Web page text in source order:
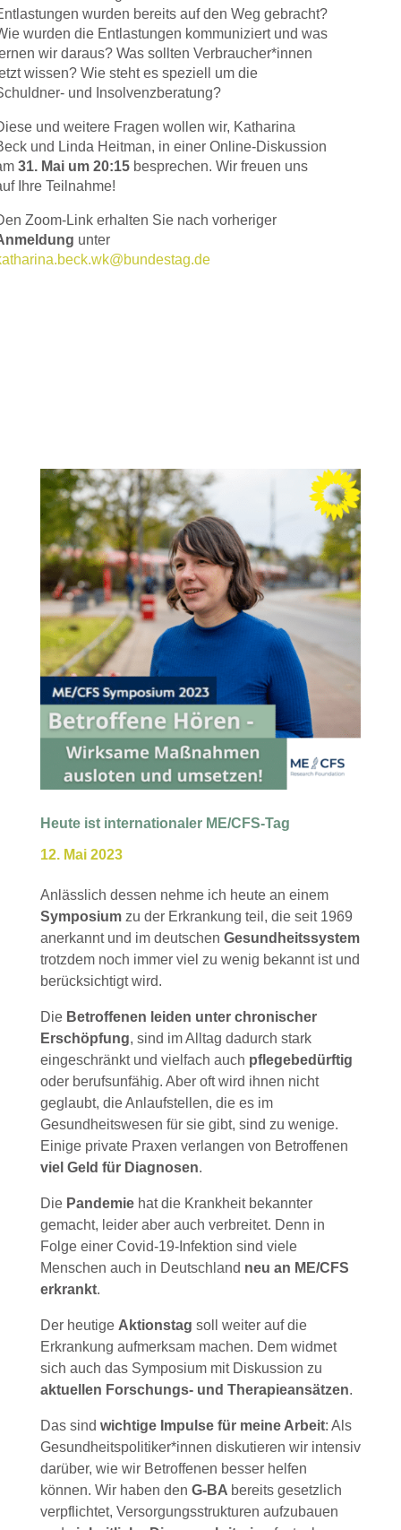
wurden bereits auf den Weg gebracht?
wurden die Entlastungen kommuniziert und was
wir daraus? Was sollten Verbraucher*innen
wissen? Wie steht es speziell um die
und Insolvenzberatung?
und weitere Fragen wollen wir, Katharina
und Linda Heitman, in einer Online-Diskussion
31. Mai um 20:15besprechen. Wir freuen uns
Ihre Teilnahme!
Zoom-Link erhalten Sie nach vorheriger
unter
Heute ist internationaler ME/CFS-Tag
12. Mai 2023
Anlässlich dessen nehme ich heute an einem
Symposium zu der Erkrankung teil, die seit 1969
anerkannt und im deutschen Gesundheitssystem
trotzdem noch immer viel zu wenig bekannt ist und
berücksichtigt wird.
Die Betroffenen leiden unter chronischer
Erschöpfung, sind im Alltag dadurch stark
eingeschränkt und vielfach auch pflegebedürftig
oder berufsunfähig. Aber oft wird ihnen nicht
geglaubt, die Anlaufstellen, die es im
Gesundheitswesen für sie gibt, sind zu wenige.
Einige private Praxen verlangen von Betroffenen
viel Geld für Diagnosen.
Die Pandemie hat die Krankheit bekannter
gemacht, leider aber auch verbreitet. Denn in
Folge einer Covid-19-Infektion sind viele
Menschen auch in Deutschland neu an ME/CFS
erkrankt.
Der heutige Aktionstag soll weiter auf die
Erkrankung aufmerksam machen. Dem widmet
sich auch das Symposium mit Diskussion zu
aktuellen Forschungs- und Therapieansätzen.
Das sind wichtige Impulse für meine Arbeit: Als
Gesundheitspolitiker*innen diskutieren wir intensiv
darüber, wie wir Betroffenen besser helfen
können. Wir haben den G-BA bereits gesetzlich
verpflichtet, Versorgungsstrukturen aufzubauen